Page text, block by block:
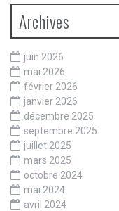
Archives
juin 2026
mai 2026
février 2026
janvier 2026
décembre 2025
septembre 2025
juillet 2025
mars 2025
octobre 2024
mai 2024
avril 2024